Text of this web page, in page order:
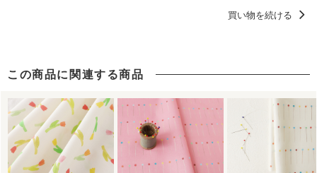
買い物を続ける
この商品に関連する商品